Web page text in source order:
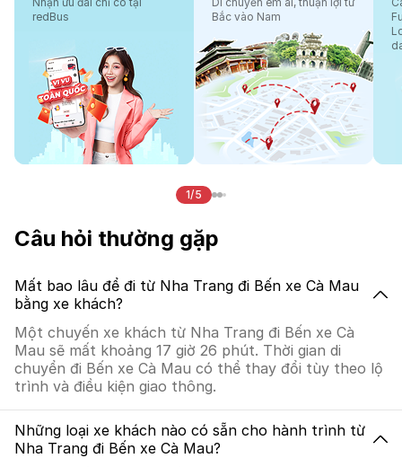
redBus
Bắc vào Nam
1/5
Câu hỏi thường gặp
Mất bao lâu để đi từ Nha Trang đi Bến xe Cà Mau
bằng xe khách?
Một chuyến xe khách từ Nha Trang đi Bến xe Cà
Mau sẽ mất khoảng 17 giờ 26 phút. Thời gian di
chuyển đi Bến xe Cà Mau có thể thay đổi tùy theo lộ
trình và điều kiện giao thông.
Những loại xe khách nào có sẵn cho hành trình từ
Nha Trang đi Bến xe Cà Mau?